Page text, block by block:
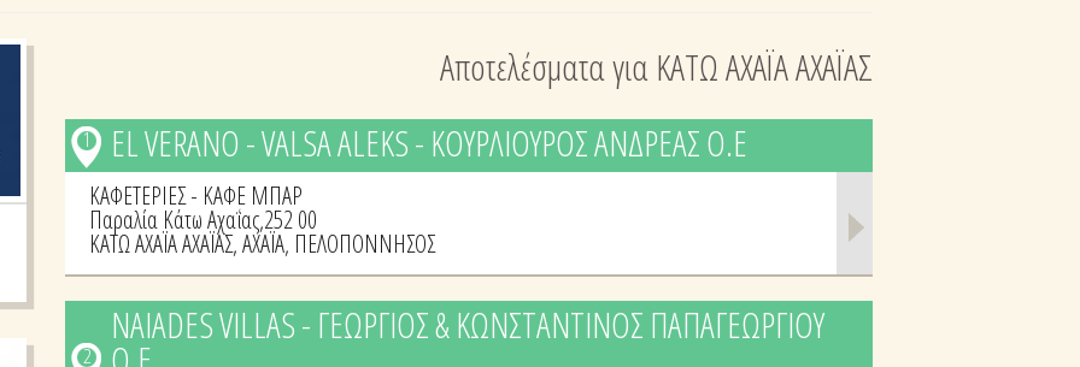
Αποτελέσματα για ΚΑΤΩ ΑΧΑΪΑ ΑΧΑΪΑΣ
EL VERANO - VALSA ALEKS - ΚΟΥΡΛΙΟΥΡΟΣ ΑΝΔΡΕΑΣ Ο.Ε
1
ΚΑΦΕΤΕΡΙΕΣ - ΚΑΦΕ ΜΠΑΡ
Παραλία Κάτω Αχαΐας,252 00
ΚΑΤΩ ΑΧΑΪΑ ΑΧΑΪΑΣ,ΑΧΑΪΑ, ΠΕΛΟΠΟΝΝΗΣΟΣ
NAIADES VILLAS - ΓΕΩΡΓΙΟΣ & ΚΩΝΣΤΑΝΤΙΝΟΣ ΠΑΠΑΓΕΩΡΓΙΟΥ
2